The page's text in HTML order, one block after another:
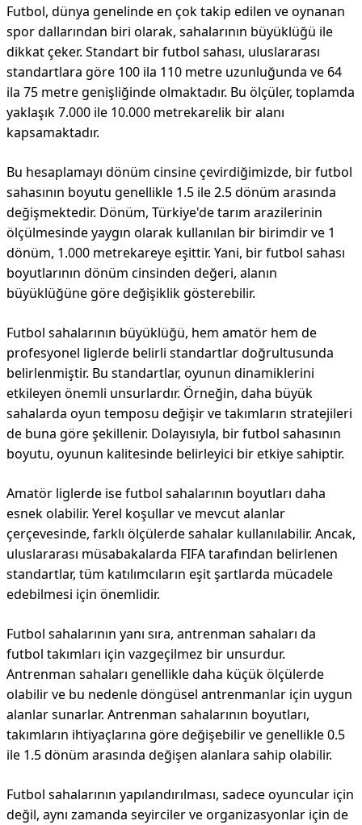
Futbol, dünya genelinde en çok takip edilen ve oynanan
spor dallarından biri olarak, sahalarının büyüklüğü ile
dikkat çeker. Standart bir futbol sahası, uluslararası
standartlara göre 100 ila 110 metre uzunluğunda ve 64
ila 75 metre genişliğinde olmaktadır. Bu ölçüler, toplamda
yaklaşık 7.000 ile 10.000 metrekarelik bir alanı
kapsamaktadır.
Bu hesaplamayı dönüm cinsine çevirdiğimizde, bir futbol
sahasının boyutu genellikle 1.5 ile 2.5 dönüm arasında
değişmektedir. Dönüm, Türkiye'de tarım arazilerinin
ölçülmesinde yaygın olarak kullanılan bir birimdir ve 1
dönüm, 1.000 metrekareye eşittir. Yani, bir futbol sahası
boyutlarının dönüm cinsinden değeri, alanın
büyüklüğüne göre değişiklik gösterebilir.
Futbol sahalarının büyüklüğü, hem amatör hem de
profesyonel liglerde belirli standartlar doğrultusunda
belirlenmiştir. Bu standartlar, oyunun dinamiklerini
etkileyen önemli unsurlardır. Örneğin, daha büyük
sahalarda oyun temposu değişir ve takımların stratejileri
de buna göre şekillenir. Dolayısıyla, bir futbol sahasının
boyutu, oyunun kalitesinde belirleyici bir etkiye sahiptir.
Amatör liglerde ise futbol sahalarının boyutları daha
esnek olabilir. Yerel koşullar ve mevcut alanlar
çerçevesinde, farklı ölçülerde sahalar kullanılabilir. Ancak,
uluslararası müsabakalarda FIFA tarafından belirlenen
standartlar, tüm katılımcıların eşit şartlarda mücadele
edebilmesi için önemlidir.
Futbol sahalarının yanı sıra, antrenman sahaları da
futbol takımları için vazgeçilmez bir unsurdur.
Antrenman sahaları genellikle daha küçük ölçülerde
olabilir ve bu nedenle döngüsel antrenmanlar için uygun
alanlar sunarlar. Antrenman sahalarının boyutları,
takımların ihtiyaçlarına göre değişebilir ve genellikle 0.5
ile 1.5 dönüm arasında değişen alanlara sahip olabilir.
Futbol sahalarının yapılandırılması, sadece oyuncular için
değil, aynı zamanda seyirciler ve organizasyonlar için de